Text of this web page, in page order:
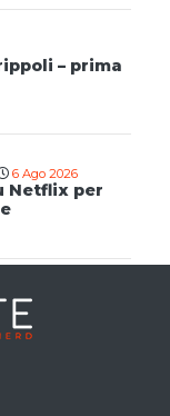
– prima
6 Ago 2026
Netflix per